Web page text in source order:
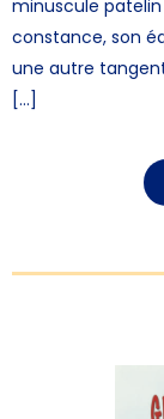
minuscule patelin
constance, son
une autre
[…]